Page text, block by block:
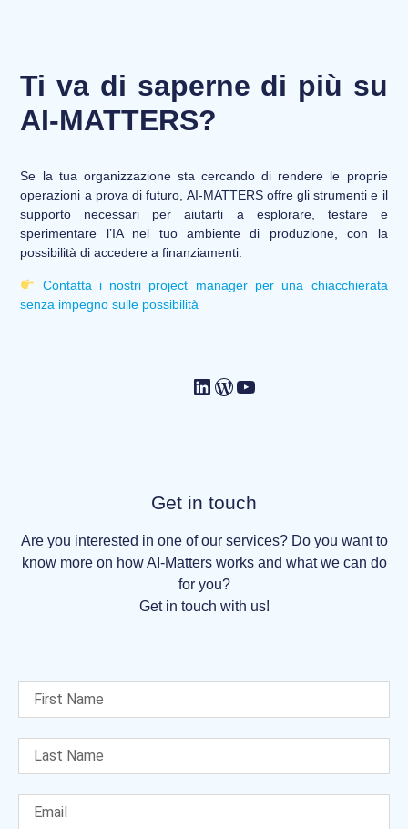
Ti va di saperne di più su
AI-MATTERS?
Se la tua organizzazione sta cercando di rendere le proprie
operazioni a prova di futuro, AI-MATTERS offre gli strumenti e il
supporto necessari per aiutarti a esplorare, testare e
sperimentare l’IA nel tuo ambiente di produzione, con la
possibilità di accedere a finanziamenti.
Contatta i nostri project manager per una chiacchierata
senza impegno sulle possibilità
Get in touch
Are you interested in one of our services? Do you want to
know more on how AI-Matters works and what we can do
for you?
Get in touch with us!